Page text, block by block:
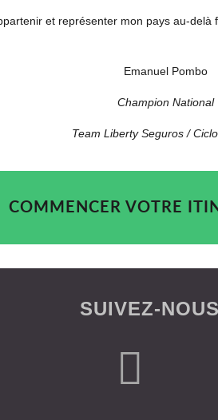
et représenter mon pays au-delà
Emanuel Pombo
Champion National
Team Liberty Seguros /
COMMENCER VOTRE
SUIVEZ-NOUS